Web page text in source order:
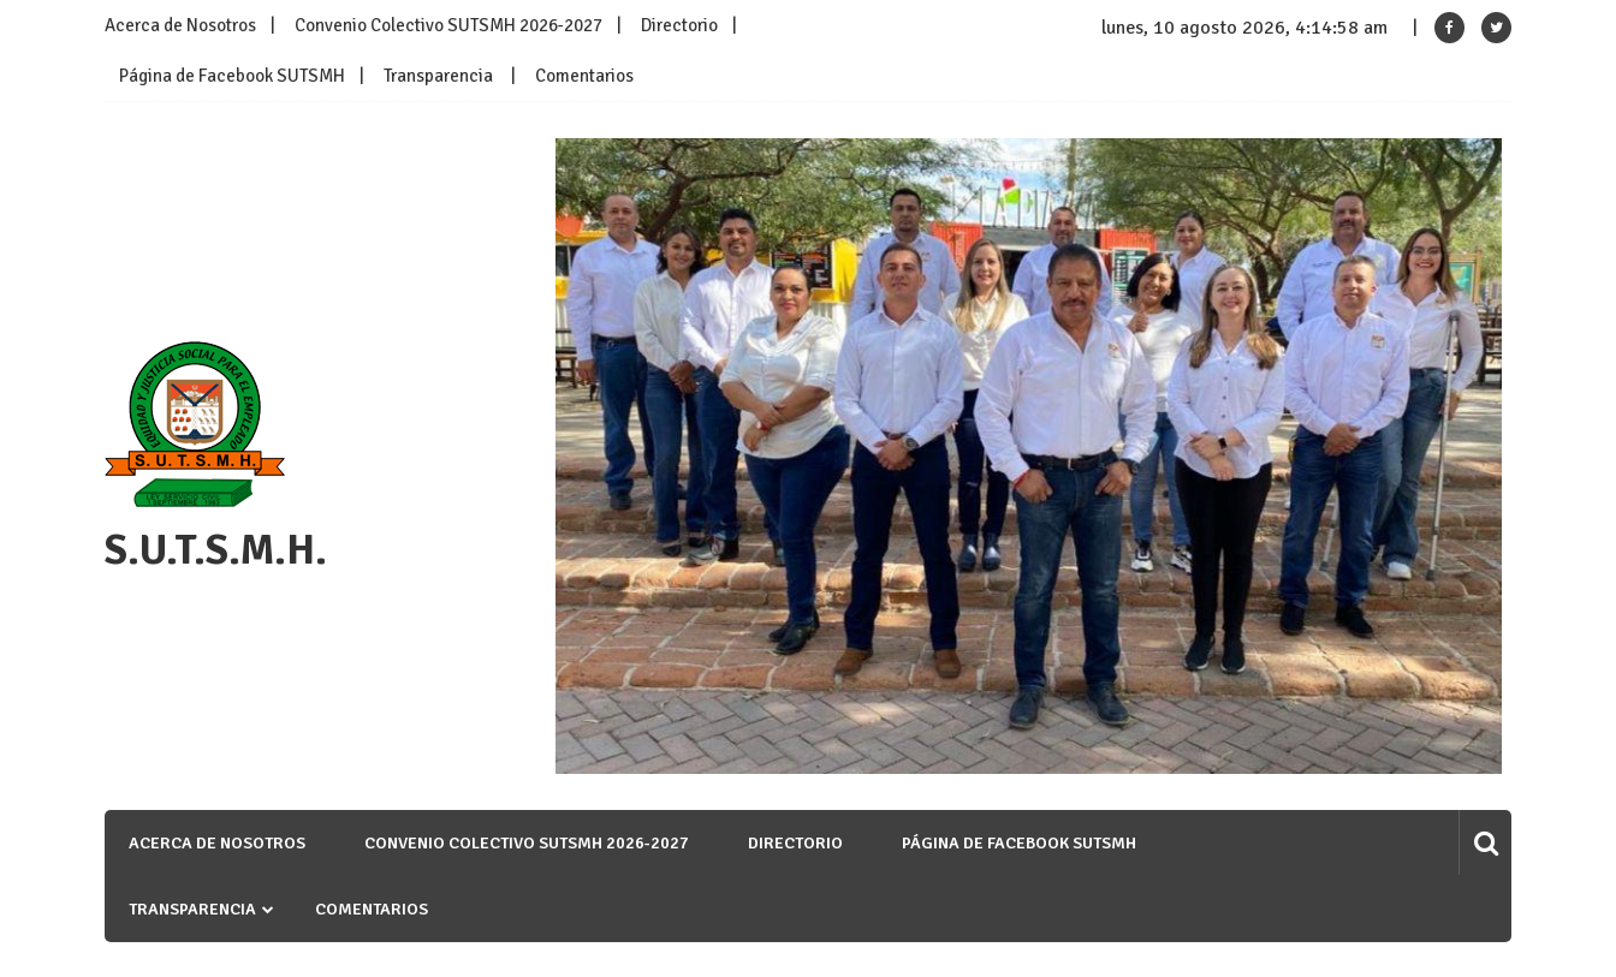
Acerca de Nosotros Convenio Colectivo SUTSMH 2026-2027 Directorio
Página de Facebook SUTSMH Transparencia Comentarios
lunes, 10 agosto 2026, 4:14:59 am
S.U.T.S.M.H.
ACERCA DE NOSOTROS CONVENIO COLECTIVO SUTSMH 2026-2027 DIRECTORIO PÁGINA DE FACEBOOK SUTSMH
TRANSPARENCIA COMENTARIOS